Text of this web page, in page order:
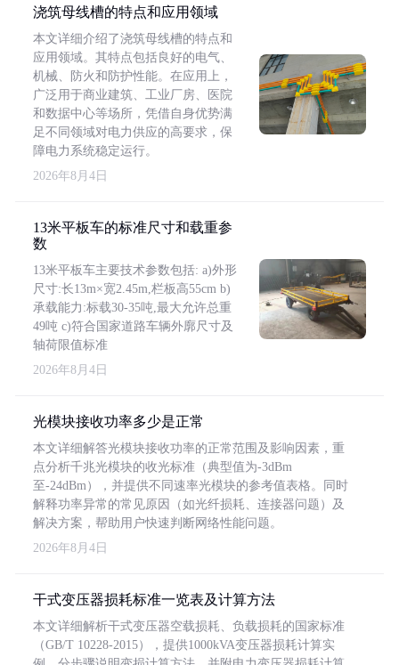
浇筑母线槽的特点和应用领域
本文详细介绍了浇筑母线槽的特点和
应用领域。其特点包括良好的电气、
机械、防火和防护性能。在应用上，
广泛用于商业建筑、工业厂房、医院
和数据中心等场所，凭借自身优势满
足不同领域对电力供应的高要求，保
障电力系统稳定运行。
2026年8月4日
13米平板车的标准尺寸和载重参
数
13米平板车主要技术参数包括: a)外形
尺寸:长13m×宽2.45m,栏板高55cm b)
承载能力:标载30-35吨,最大允许总重
49吨 c)符合国家道路车辆外廓尺寸及
轴荷限值标准
2026年8月4日
光模块接收功率多少是正常
本文详细解答光模块接收功率的正常范围及影响因素，重
点分析千兆光模块的收光标准（典型值为-3dBm
至-24dBm），并提供不同速率光模块的参考值表格。同时
解释功率异常的常见原因（如光纤损耗、连接器问题）及
解决方案，帮助用户快速判断网络性能问题。
2026年8月4日
干式变压器损耗标准一览表及计算方法
本文详细解析干式变压器空载损耗、负载损耗的国家标准
（GB/T 10228-2015），提供1000kVA变压器损耗计算实